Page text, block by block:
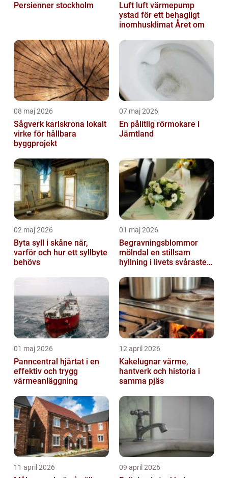
Persienner stockholm
Luft luft värmepump
ystad för ett behagligt
inomhusklimat Året om
08 maj 2026
Sågverk karlskrona lokalt
virke för hållbara
byggprojekt
07 maj 2026
En pålitlig rörmokare i
Jämtland
02 maj 2026
Byta syll i skåne när,
varför och hur ett syllbyte
behövs
01 maj 2026
Begravningsblommor
mölndal en stillsam
hyllning i livets svåraste
01 maj 2026
Panncentral hjärtat i en
effektiv och trygg
värmeanläggning
12 april 2026
Kakelugnar värme,
hantverk och historia i
samma pjäs
11 april 2026 09 april 2026